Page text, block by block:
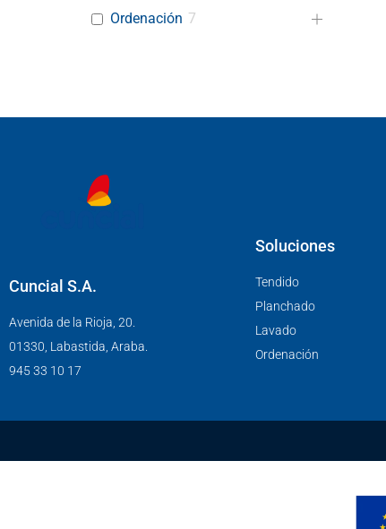
Ordenación 7
Cuncial S.A.
Avenida de la Rioja, 20.
01330, Labastida, Araba.
945 33 10 17
Soluciones
Tendido
Planchado
Lavado
Ordenación